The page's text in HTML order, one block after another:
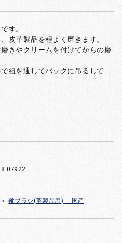
す。
皮革製品を程よく磨きます。
きやクリームを付けてからの磨
紐を通してバックに吊るして
07922
＞ 靴ブラシ(革製品用) 国産